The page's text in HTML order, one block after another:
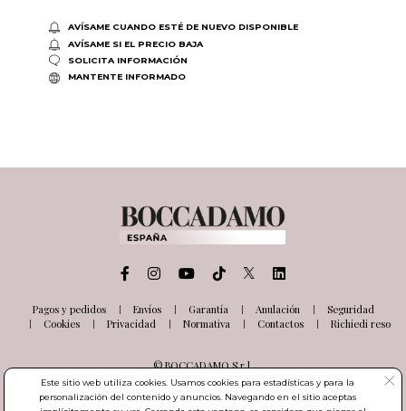
AVÍSAME CUANDO ESTÉ DE NUEVO DISPONIBLE
AVÍSAME SI EL PRECIO BAJA
SOLICITA INFORMACIÓN
MANTENTE INFORMADO
Pagos y pedidos Envíos Garantía Anulación
Seguridad
Cookies
Privacidad Normativa Contactos Richiedi reso
© BOCCADAMO S.r.l.
Via delle Industrie, 26
03100 Frosinone (FR) Italia
Este sitio web utiliza cookies. Usamos cookies para estadísticas y para la
personalización del contenido y anuncios. Navegando en el sitio aceptas